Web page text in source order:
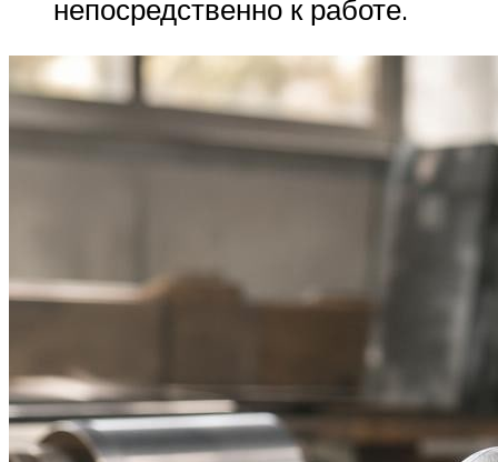
непосредственно к работе.